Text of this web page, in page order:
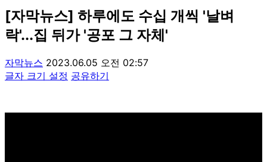
[자막뉴스] 하루에도 수십 개씩 '날벼
락'...집 뒤가 '공포 그 자체'
자막뉴스 2023.06.05 오전 02:57
글자 크기 설정 공유하기